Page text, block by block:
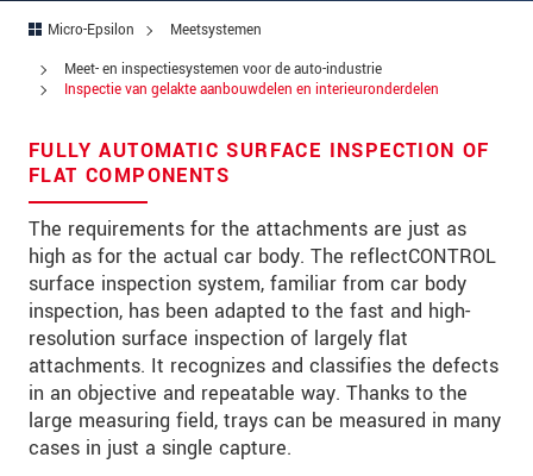
Micro-Epsilon
Meetsystemen
Meet- en inspectiesystemen voor de auto-industrie
Inspectie van gelakte aanbouwdelen en interieuronderdelen
FULLY AUTOMATIC SURFACE INSPECTION OF
FLAT COMPONENTS
The requirements for the attachments are just as
high as for the actual car body. The reflectCONTROL
surface inspection system, familiar from car body
inspection, has been adapted to the fast and high-
resolution surface inspection of largely flat
attachments. It recognizes and classifies the defects
in an objective and repeatable way. Thanks to the
large measuring field, trays can be measured in many
cases in just a single capture.
Straat
Postcode
Plaats *
Telefoon
E-mail*
Bericht *
Houd mij op de hoogte van